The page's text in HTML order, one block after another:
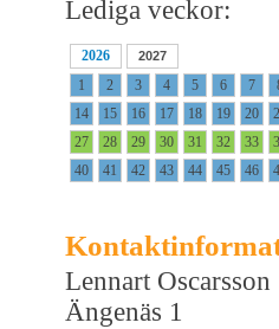
Lediga veckor:
2026 2027
1 2 3 4 5 6 7
14
15 16 17 18 19 20
27
28 29 30 31 32 33
40
41 42 43 44 45 46
Lennart Oscarsson
Ängenäs 1